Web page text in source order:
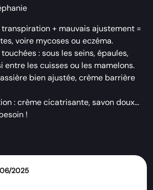
+ mauvais ajustement =
voire mycoses ou eczéma.
: sous les seins, épaules,
entre les cuisses ou les mamelons.
bien ajustée, crème barrière
: crème cicatrisante, savon doux…
!
2025